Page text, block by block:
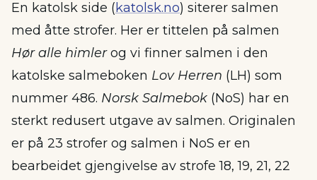
En katolsk side (katolsk.no) siterer salmen
med åtte strofer. Her er tittelen på salmen
Hør alle himlerog vi finner salmen i den
katolske salmeboken Lov Herren (LH) som
nummer 486. Norsk Salmebok (NoS) har en
sterkt redusert utgave av salmen. Originalen
er på 23 strofer og salmen i NoS er en
bearbeidet gjengivelse av strofe 18, 19, 21, 22